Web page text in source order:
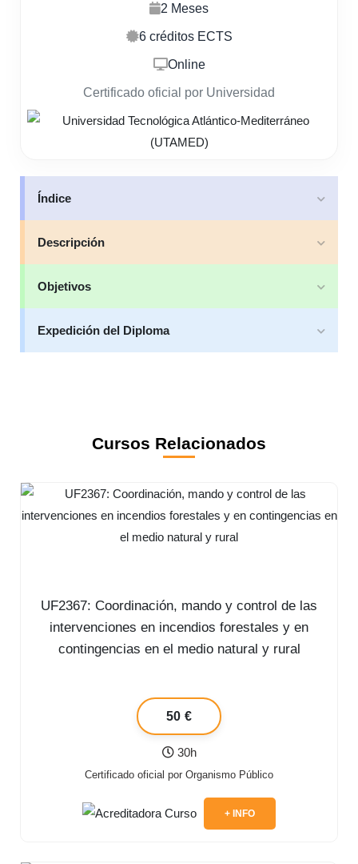
2 Meses
6 créditos ECTS
Online
Certificado oficial por Universidad
Índice
Descripción
Objetivos
Expedición del Diploma
Cursos Relacionados
UF2367: Coordinación, mando y control de las
intervenciones en incendios forestales y en
contingencias en el medio natural y rural
50 €
30h
Certificado oficial por Organismo Público
+ INFO